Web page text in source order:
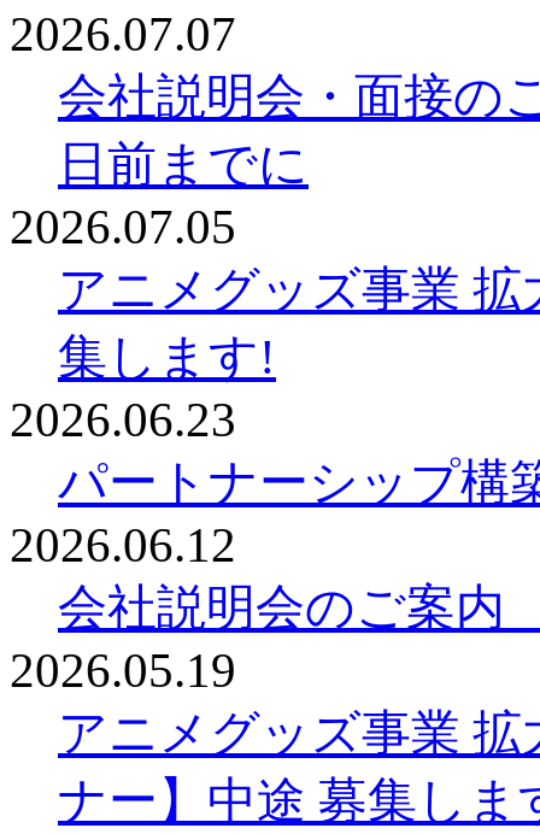
2026.07.07
会社説明会・面接
日前までに
2026.07.05
アニメグッズ事業
集します!
2026.06.23
パートナーシップ構
2026.06.12
会社説明会のご案
2026.05.19
アニメグッズ事業
ナー】中途 募集しま